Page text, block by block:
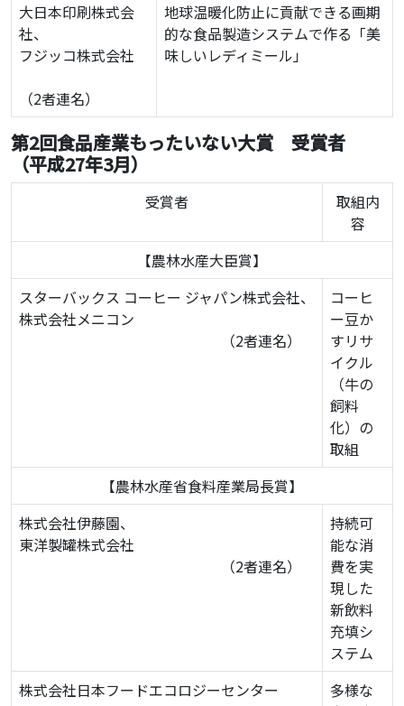
大日本印刷株式会
社、
フジッコ株式会社
（2者連名）
地球温暖化防止に貢献できる画期
的な食品製造システムで作る「美
味しいレディミール」
第2回食品産業もったいない大賞 受賞者
（平成27年3月）
受賞者
取組内
容
【農林水産大臣賞】
スターバックス コーヒー ジャパン株式会社、
株式会社メニコン
（2者連名）
コーヒ
ー豆か
すリサ
イクル
（牛の
飼料
化）の
取組
【農林水産省食料産業局長賞】
株式会社伊藤園、
東洋製罐株式会社
（2者連名）
持続可
能な消
費を実
現した
新飲料
充填シ
ステム
株式会社日本フードエコロジーセンター
多様な